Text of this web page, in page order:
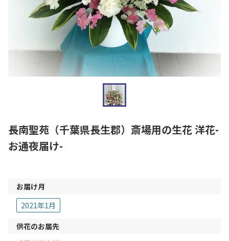
長南聖苑（千葉県長生郡）斎場用の生花 洋花-
お通夜届け-
お届け月
2021年1月
供花のお届先